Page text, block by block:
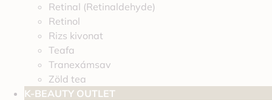
Retinal (Retinaldehyde)
Retinol
Rizs kivonat
Teafa
Tranexámsav
Zöld tea
K-BEAUTY OUTLET